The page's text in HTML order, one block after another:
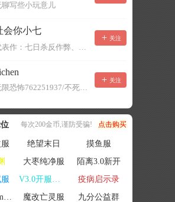
聊写些小玩意儿
会你小七
代表作：七日杀反作弊、七日杀云黑、七日杀BOT、七日杀云商城
关注
无限恐怖762251937/不死者末日1080207504
关注
每次200金币,谨防受骗! 点击购买
绝望末日
摸鱼服
大枣纯净服
陌离3.0新开
服
V3.0开服联机
疫病启示录
九分超多mod群
魔改亡灵服 九分公益群